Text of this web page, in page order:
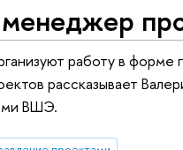
работу в
рассказывает
ВШЭ.